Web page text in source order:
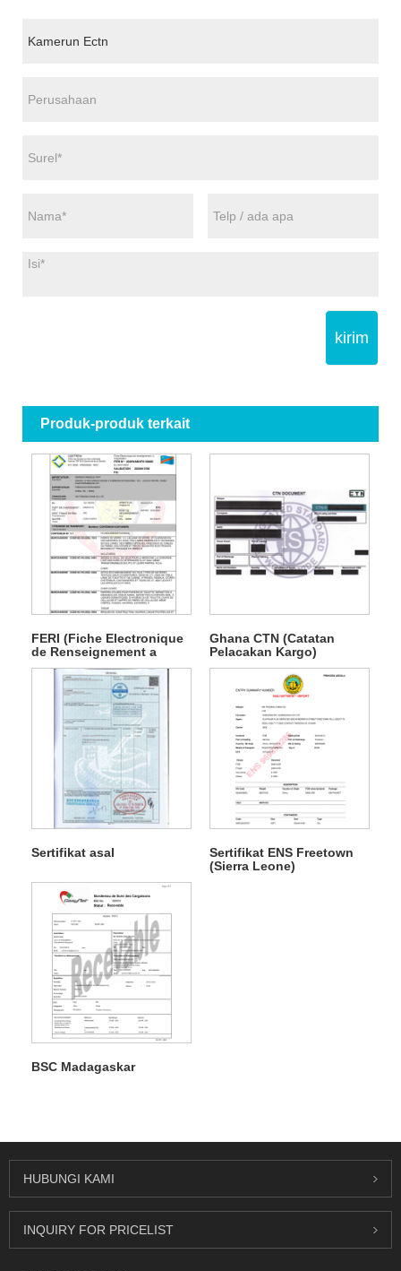
kirim
Produk-produk terkait
FERI (Fiche Electronique
de Renseignement a
L'importation)
Ghana CTN (Catatan
Pelacakan Kargo)
Sertifikat asal
Sertifikat ENS Freetown
(Sierra Leone)
BSC Madagaskar
HUBUNGI KAMI
INQUIRY FOR PRICELIST